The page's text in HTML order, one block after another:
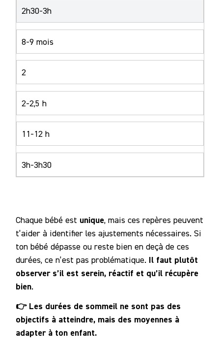
2h30-3h
8-9 mois
2
2-2,5 h
11-12 h
3h-3h30
Chaque bébé est unique, mais ces repères peuvent
t’aider à identifier les ajustements nécessaires. Si
ton bébé dépasse ou reste bien en deçà de ces
durées, ce n’est pas problématique. Il faut plutôt
observer s’il est serein, réactif et qu’il récupère
bien.
👉 Les durées de sommeil ne sont pas des
objectifs à atteindre, mais des moyennes à
adapter à ton enfant.